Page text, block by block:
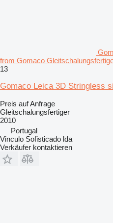
from Gomaco
13
Gomaco Leica 3D Stringless
Preis auf Anfrage
Gleitschalungsfertiger
2010
Portugal
Vinculo Sofisticado lda
Verkäufer kontaktieren